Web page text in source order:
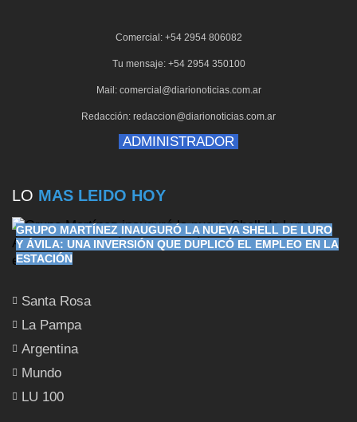
Comercial: +54 2954 806082
Tu mensaje: +54 2954 350100
Mail: comercial@diarionoticias.com.ar
Redacción: redaccion@diarionoticias.com.ar
ADMINISTRADOR
LO MAS LEIDO HOY
GRUPO MARTÍNEZ INAUGURÓ LA NUEVA SHELL DE LURO
Y ÁVILA: UNA INVERSIÓN QUE DUPLICÓ EL EMPLEO EN LA
ESTACIÓN
Santa Rosa
La Pampa
Argentina
Mundo
LU 100